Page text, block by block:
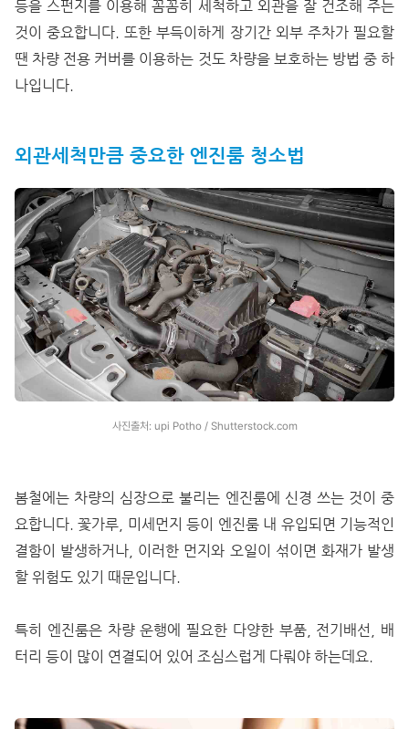
등을 스펀지를 이용해 꼼꼼히 세척하고 외관을 잘 건조해 주는
것이 중요합니다. 또한 부득이하게 장기간 외부 주차가 필요할
땐 차량 전용 커버를 이용하는 것도 차량을 보호하는 방법 중 하
나입니다.
외관세척만큼 중요한 엔진룸 청소법
사진출처: upi Potho / Shutterstock.com
봄철에는 차량의 심장으로 불리는 엔진룸에 신경 쓰는 것이 중
요합니다. 꽃가루, 미세먼지 등이 엔진룸 내 유입되면 기능적인
결함이 발생하거나, 이러한 먼지와 오일이 섞이면 화재가 발생
할 위험도 있기 때문입니다.
특히 엔진룸은 차량 운행에 필요한 다양한 부품, 전기배선, 배
터리 등이 많이 연결되어 있어 조심스럽게 다뤄야 하는데요.